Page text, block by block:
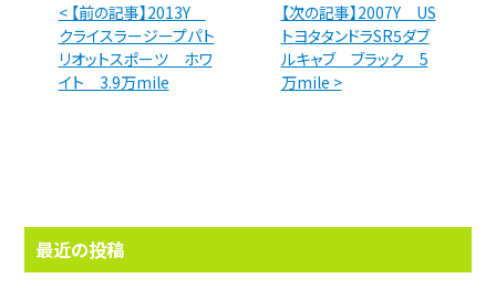
< 【前の記事】2013Y
クライスラージープパト
リオットスポーツ ホワ
イト 3.9万mile
【次の記事】2007Y US
トヨタタンドラSR5ダブ
ルキャブ ブラック 5
万mile >
最近の投稿